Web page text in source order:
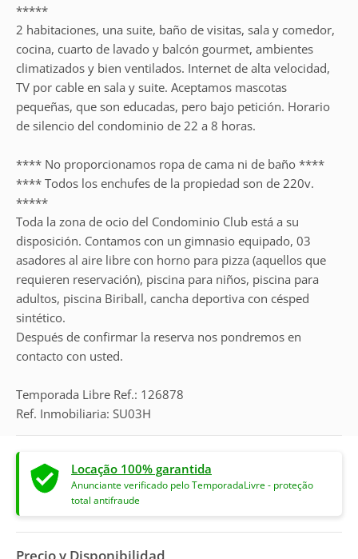
*****
2 habitaciones, una suite, baño de visitas, sala y comedor,
cocina, cuarto de lavado y balcón gourmet, ambientes
climatizados y bien ventilados. Internet de alta velocidad,
TV por cable en sala y suite. Aceptamos mascotas
pequeñas, que son educadas, pero bajo petición. Horario
de silencio del condominio de 22 a 8 horas.
**** No proporcionamos ropa de cama ni de baño ****
**** Todos los enchufes de la propiedad son de 220v.
*****
Toda la zona de ocio del Condominio Club está a su
disposición. Contamos con un gimnasio equipado, 03
asadores al aire libre con horno para pizza (aquellos que
requieren reservación), piscina para niños, piscina para
adultos, piscina Biriball, cancha deportiva con césped
sintético.
Después de confirmar la reserva nos pondremos en
contacto con usted.
Temporada Libre Ref.: 126878
Ref. Inmobiliaria: SU03H
Locação 100% garantida
Anunciante verificado pelo TemporadaLivre - proteção
total antifraude